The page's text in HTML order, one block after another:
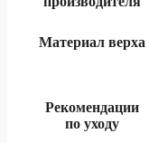
Материал верха
Рекомендации
по уходу